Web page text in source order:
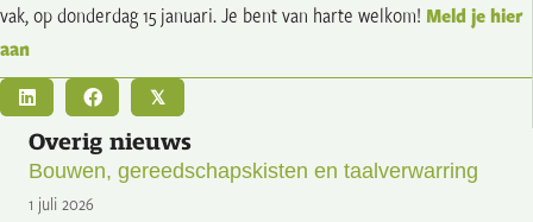
vak, op donderdag 15 januari. Je bent van harte welkom! Meld je hier
aan
𝕏
Overig nieuws
Bouwen, gereedschapskisten en taalverwarring
1 juli 2026